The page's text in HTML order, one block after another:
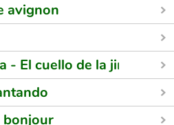
avignon
- El cuello de la jirafa
bonjour